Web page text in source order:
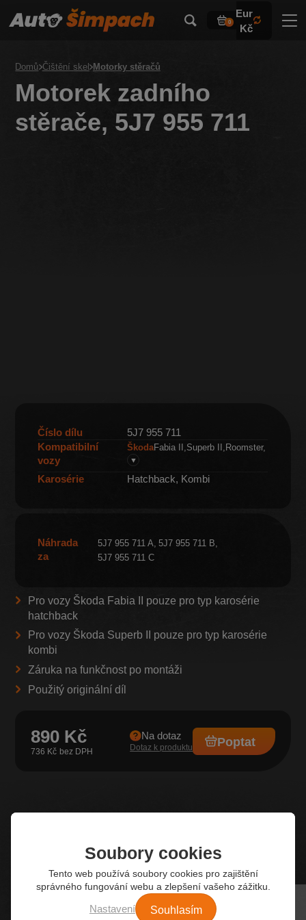
0
Eur
Kč
Domů Čištění skel Motorky stěračů
Motorek zadního
stěrače, 5J7 955 711
Číslo dílu
5J7 955 711
Kompatibilní
vozy
ŠkodaFabia II Superb II Roomster
▼
Karosérie Hatchback, Kombi
Náhrada
za
5J7 955 711 A 5J7 955 711 B
5J7 955 711 C
Pro vozy Škoda Fabia II pouze pro typ karosérie
hatchback
Pro vozy Škoda Superb II pouze pro typ karosérie
kombi
Záruka na funkčnost po montáži
Použitý originální díl
890 Kč
736 Kč
Na dotaz
Dotaz k produktu Poptat
Nejžádanější autodíly
Soubory cookies
Tento web používá soubory cookies pro zajištění
správného fungování webu a zlepšení vašeho zážitku.
Nastavení Souhlasím